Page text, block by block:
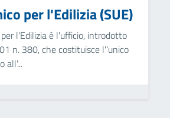
per l'Edilizia (SUE)
l'Edilizia è l'ufficio, introdotto
n. 380, che costituisce l'’unico
all'...